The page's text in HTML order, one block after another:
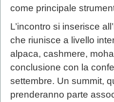
come principale
L’incontro si inserisce
che riunisce a livello
alpaca, cashmere,
conclusione con la
settembre. Un summit,
prenderanno parte